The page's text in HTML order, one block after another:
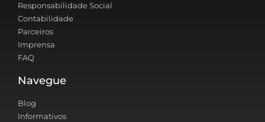
Responsabilidade Social
Contabilidade
Parceiros
Imprensa
FAQ
Navegue
Blog
Informativos